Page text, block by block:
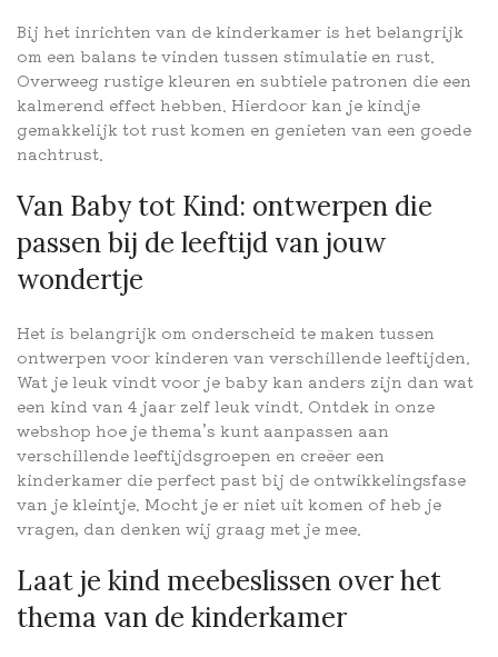
Bij het inrichten van de kinderkamer is het belangrijk
om een balans te vinden tussen stimulatie en rust.
Overweeg rustige kleuren en subtiele patronen die een
kalmerend effect hebben. Hierdoor kan je kindje
gemakkelijk tot rust komen en genieten van een goede
nachtrust.
Van Baby tot Kind: ontwerpen die
passen bij de leeftijd van jouw
wondertje
Het is belangrijk om onderscheid te maken tussen
ontwerpen voor kinderen van verschillende leeftijden.
Wat je leuk vindt voor je baby kan anders zijn dan wat
een kind van 4 jaar zelf leuk vindt. Ontdek in onze
webshop hoe je thema’s kunt aanpassen aan
verschillende leeftijdsgroepen en creëer een
kinderkamer die perfect past bij de ontwikkelingsfase
van je kleintje. Mocht je er niet uit komen of heb je
vragen, dan denken wij graag met je mee.
Laat je kind meebeslissen over het
thema van de kinderkamer